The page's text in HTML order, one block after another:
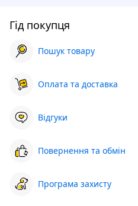
Гід покупця
Пошук товару
Оплата та доставка
Відгуки
Повернення та обмін
Програма захисту